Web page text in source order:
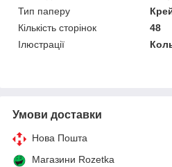
Тип паперу
Кількість сторінок
48
Ілюстрації
Умови доставки
Нова Пошта
Магазини Rozetka